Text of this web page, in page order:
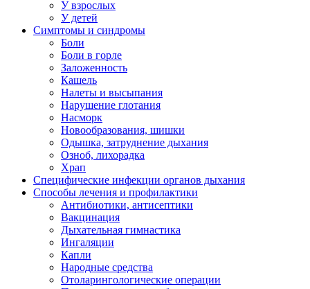
У взрослых
У детей
Симптомы и синдромы
Боли
Боли в горле
Заложенность
Кашель
Налеты и высыпания
Нарушение глотания
Насморк
Новообразования, шишки
Одышка, затруднение дыхания
Озноб, лихорадка
Храп
Специфические инфекции органов дыхания
Способы лечения и профилактики
Антибиотики, антисептики
Вакцинация
Дыхательная гимнастика
Ингаляции
Капли
Народные средства
Отоларингологические операции